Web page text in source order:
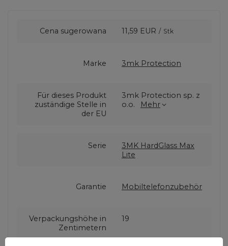
Cena sugerowana 11,59 EUR / Stk
Marke 3mk Protection
Für dieses Produkt
zuständige Stelle in
der EU
3mk Protection sp. z
o.o.
Mehr
Serie
3MK HardGlass Max
Lite
Garantie Mobiltelefonzubehör
Verpackungshöhe in
Zentimetern
19